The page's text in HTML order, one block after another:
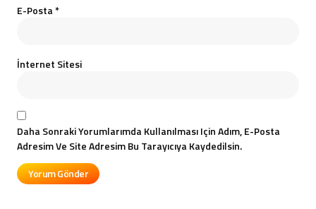
E-Posta*
İnternet Sitesi
Daha Sonraki Yorumlarımda Kullanılması Için Adım, E-Posta
Adresim Ve Site Adresim Bu Tarayıcıya Kaydedilsin.